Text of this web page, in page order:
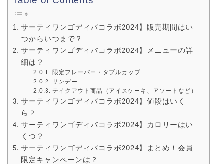
サーティワンゴディバコラボ2024】販売期間はい
つからいつまで？
サーティワンゴディバコラボ2024】メニューの詳
細は？
限定フレーバー・ダブルカップ
サンデー
テイクアウト商品（アイスケーキ、アソートなど）
サーティワンゴディバコラボ2024】値段はいく
ら？
サーティワンゴディバコラボ2024】カロリーはい
くつ？
サーティワンゴディバコラボ2024】まとめ！会員
限定キャンペーンは？